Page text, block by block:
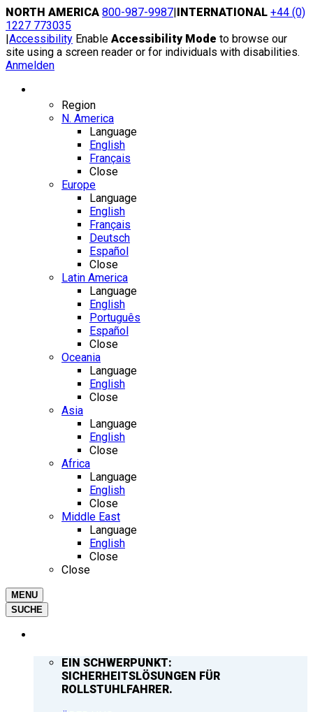
Skip
to
content
NORTH AMERICA 800-987-9987|INTERNATIONAL +44 (0)
1227 773035
|Accessibility Enable Accessibility Mode to browse our
site using a screen reader or for individuals with disabilities.
Anmelden
Region
N. America
Language
English
Français
Close
Europe
Language
English
Français
Deutsch
Español
Close
Latin America
Language
English
Português
Español
Close
Oceania
Language
English
Close
Asia
Language
English
Close
Africa
Language
English
Close
Middle East
Language
English
Close
Close
MENU
SUCHE
EIN SCHWERPUNKT:
SICHERHEITSLÖSUNGEN FÜR
ROLLSTUHLFAHRER.